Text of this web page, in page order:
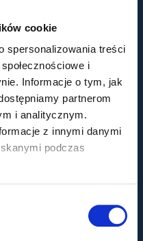
cookie
spersonalizowania treści
i
Informacje o tym, jak
partnerom
i analitycznym.
z innymi danymi
podczas